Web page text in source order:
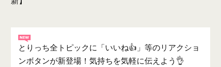
とりっち全トピックに「いいね👍」等のリアクショ
ンボタンが新登場！気持ちを気軽に伝えよう👌